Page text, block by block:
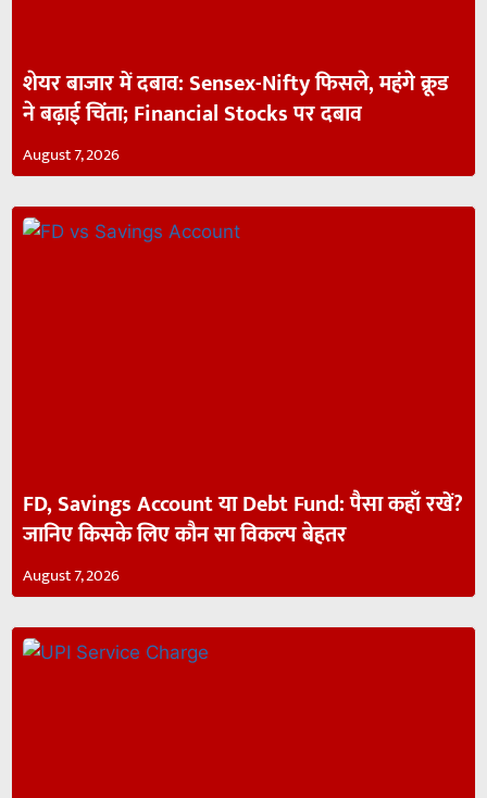
शेयर बाजार में दबाव: Sensex-Nifty फिसले, महंगे क्रूड
ने बढ़ाई चिंता; Financial Stocks पर दबाव
August 7, 2026
FD, Savings Account या Debt Fund: पैसा कहाँ रखें?
जानिए किसके लिए कौन सा विकल्प बेहतर
August 7, 2026